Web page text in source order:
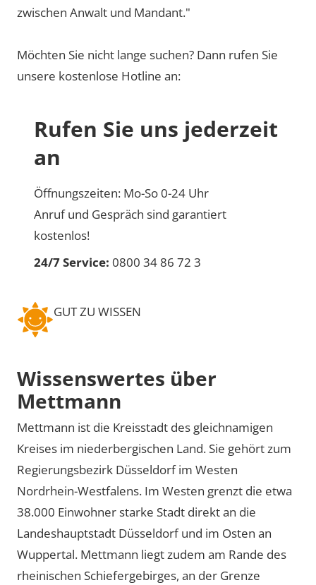
zwischen Anwalt und Mandant."
Möchten Sie nicht lange suchen? Dann rufen Sie
unsere kostenlose Hotline an:
Rufen Sie uns jederzeit
an
Öffnungszeiten: Mo-So 0-24 Uhr
Anruf und Gespräch sind garantiert
kostenlos!
24/7 Service: 0800 34 86 72 3
GUT ZU WISSEN
Wissenswertes über
Mettmann
Mettmann ist die Kreisstadt des gleichnamigen
Kreises im niederbergischen Land. Sie gehört zum
Regierungsbezirk Düsseldorf im Westen
Nordrhein-Westfalens. Im Westen grenzt die etwa
38.000 Einwohner starke Stadt direkt an die
Landeshauptstadt Düsseldorf und im Osten an
Wuppertal. Mettmann liegt zudem am Rande des
rheinischen Schiefergebirges, an der Grenze